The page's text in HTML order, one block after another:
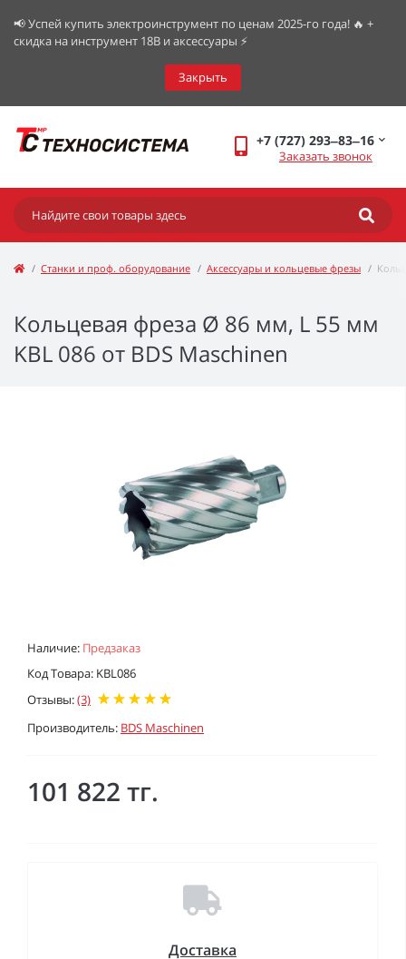
📢 Успей купить электроинструмент по ценам 2025-го года! 🔥 +
скидка на инструмент 18В и аксессуары ⚡️
Закрыть
+7 (727) 293‒83‒16
Заказать звонок
Станки и проф. оборудование Аксессуары и кольцевые фрезы
Кольцевая фреза Ø 86 мм, L 55 мм
KBL 086 от BDS Maschinen
Наличие: Предзаказ
Код Товара: KBL086
Отзывы:(3)
Производитель: BDS Maschinen
101 822 тг.
Доставка